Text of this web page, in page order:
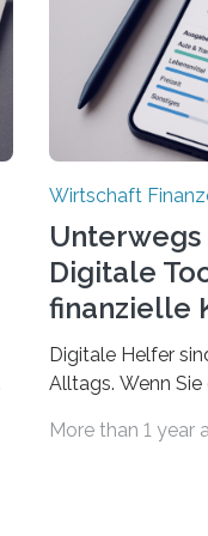
Wirtschaft
Digitale
finanzielle
Digitale Helfer
Alltags. Wenn
gibt es eine
More than 1 year